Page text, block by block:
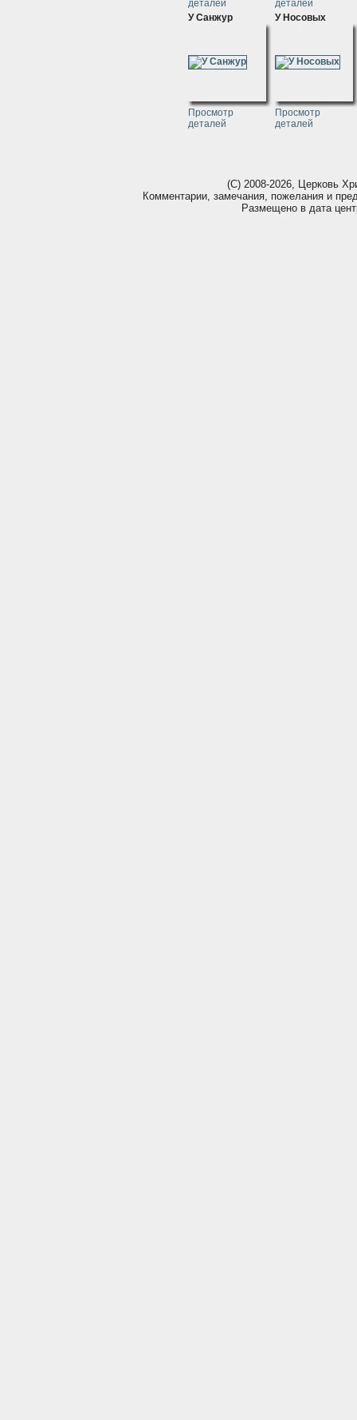
деталей
деталей
У Санжур
Просмотр
деталей
У Носовых
Просмотр
деталей
(С) 2008-2026, Церковь
Комментарии, замечания, пожелания и
Размещено в дата